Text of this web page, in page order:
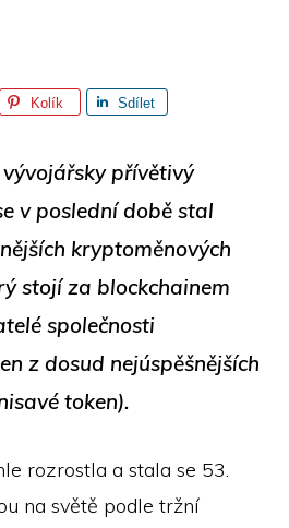
Kolík Sdílet
přívětivý
v poslední době stal
kryptoměnových
stojí za blockchainem
společnosti
z dosud nejúspěšnějších
token).
rozrostla a stala se 53.
na světě podle tržní